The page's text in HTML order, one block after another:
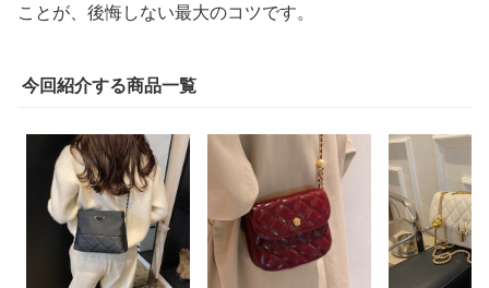
ことが、後悔しない最大のコツです。
今回紹介する商品一覧